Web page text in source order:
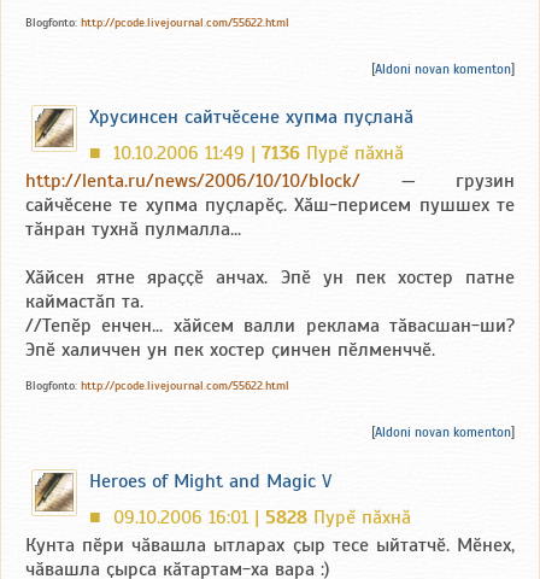
Blogfonto: http://pcode.livejournal.com/55622.html
[Aldoni novan komenton]
Хрусинсен сайтчӗсене хупма пуҫланӑ
■ 10.10.2006 11:49 | 7136 Пурĕ пăхнă
http://lenta.ru/news/2006/10/10/block/ — грузин
сайчӗсене те хупма пуҫларӗҫ. Хӑш-перисем пушшех те
тӑнран тухнӑ пулмалла...
Хӑйсен ятне яраҫҫӗ анчах. Эпӗ ун пек хостер патне
каймастӑп та.
//Тепӗр енчен... хӑйсем валли реклама тӑвасшан-ши?
Эпӗ халиччен ун пек хостер ҫинчен пӗлменччӗ.
Blogfonto: http://pcode.livejournal.com/55622.html
[Aldoni novan komenton]
Heroes of Might and Magic V
■ 09.10.2006 16:01 | 5828 Пурĕ пăхнă
Кунта пӗри чӑвашла ытларах ҫыр тесе ыйтатчӗ. Мӗнех,
чӑвашла ҫырса кӑтартам-ха вара :)